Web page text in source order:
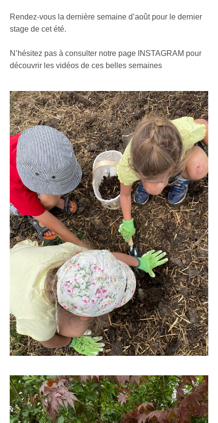
Rendez-vous la dernière semaine d’août pour le dernier
stage de cet été.
N’hésitez pas à consulter notre page INSTAGRAM pour
découvrir les vidéos de ces belles semaines